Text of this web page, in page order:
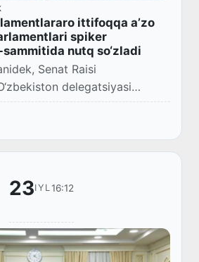
ittifoqqa a’zo
spiker
nutq so‘zladi
Senat Raisi
delegatsiyasi
ittifoqqa a’zo
ayol spikerlarining
23IYL16:12